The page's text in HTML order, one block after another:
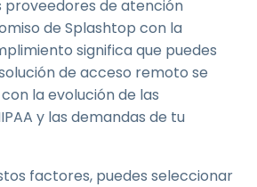
proveedores de atención
de Splashtop con la
significa que puedes
de acceso remoto se
la evolución de las
y las demandas de tu
factores, puedes seleccionar